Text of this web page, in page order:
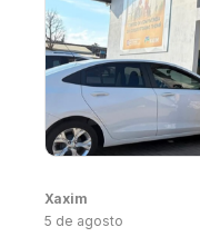
Xaxim
5 de agosto